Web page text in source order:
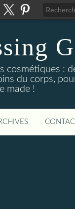
:
du corps,
made !